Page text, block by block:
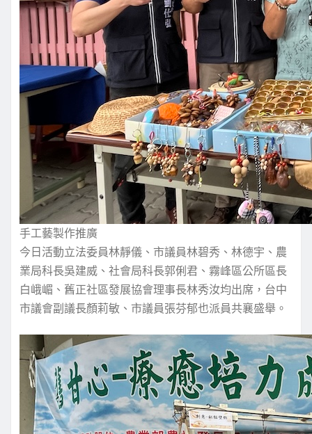
手工藝製作推廣
今日活動立法委員林靜儀、市議員林碧秀、林德宇、農
業局科長吳建威、社會局科長郭俐君、霧峰區公所區長
白峨嵋、舊正社區發展協會理事長林秀汝均出席，台中
市議會副議長顏莉敏、市議員張芬郁也派員共襄盛舉。